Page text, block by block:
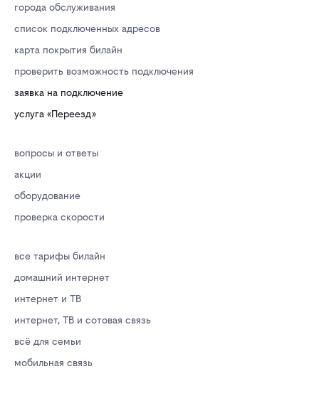
города обслуживания
список подключенных адресов
карта покрытия билайн
проверить возможность подключения
заявка на подключение
услуга «Переезд»
вопросы и ответы
акции
оборудование
проверка скорости
все тарифы билайн
домашний интернет
интернет и ТВ
интернет, ТВ и сотовая связь
всё для семьи
мобильная связь